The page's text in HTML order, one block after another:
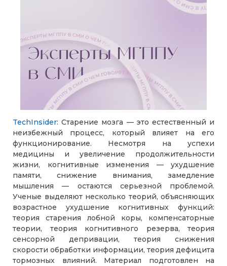
TechInsider: Старение мозга — это естественный и
неизбежный процесс, который влияет на его
функционирование. Несмотря на успехи
медицины и увеличение продолжительности
жизни, когнитивные изменения — ухудшение
памяти, снижение внимания, замедление
мышления — остаются серьезной проблемой.
Ученые выделяют несколько теорий, объясняющих
возрастное ухудшение когнитивных функций:
теория старения лобной коры, компенсаторные
теории, теория когнитивного резерва, теория
сенсорной депривации, теория снижения
скорости обработки информации, теория дефицита
тормозных влияний. Материал подготовлен на